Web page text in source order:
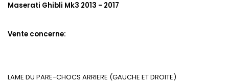
Maserati Ghibli Mk3 2013 - 2017
Vente concerne:
LAME DU PARE-CHOCS ARRIERE (GAUCHE ET DROITE)